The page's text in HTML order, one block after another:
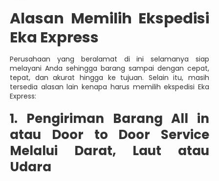
Alasan Memilih Ekspedisi
Eka Express
Perusahaan yang beralamat di ini selamanya siap
melayani Anda sehingga barang sampai dengan cepat,
tepat, dan akurat hingga ke tujuan. Selain itu, masih
tersedia alasan lain kenapa harus memilih ekspedisi Eka
Express:
1. Pengiriman Barang All in
atau Door to Door Service
Melalui Darat, Laut atau
Udara